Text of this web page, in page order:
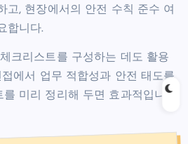
고, 현장에서의 안전 수칙 준수 여
합니다.
크리스트를 구성하는 데도 활용
에서 업무 적합성과 안전 태도를
미리 정리해 두면 효과적입니